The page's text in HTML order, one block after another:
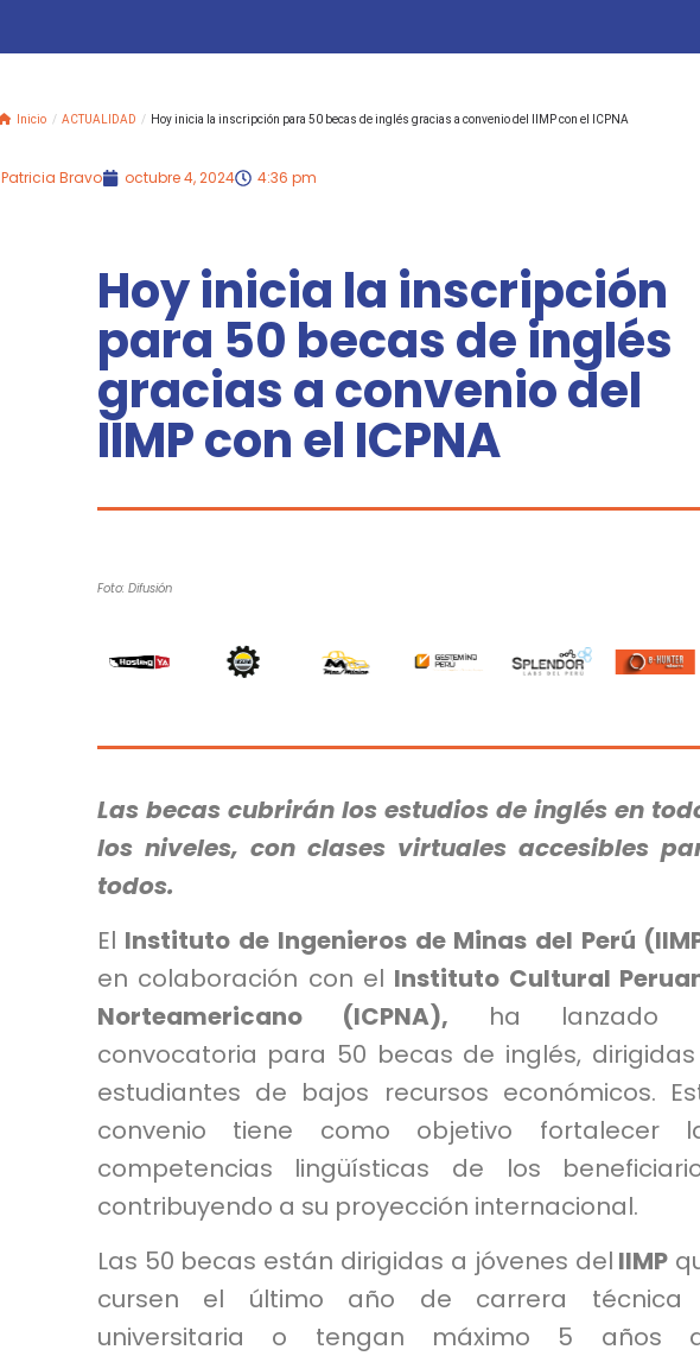
Inicio / ACTUALIDAD / Hoy inicia la inscripción para 50 becas de inglés gracias a convenio del IIMP con el ICPNA
Patricia Bravo octubre 4, 2024 4:36 pm
Hoy inicia la inscripción
para 50 becas de inglés
gracias a convenio del
IIMP con el ICPNA
Foto: Difusión
Las becas cubrirán los estudios de inglés en
los niveles, con clases virtuales accesibles
todos.
El Instituto de Ingenieros de Minas del Perú
en colaboración con el Instituto Cultural
Norteamericano (ICPNA), ha lanzado
convocatoria para 50 becas de inglés,
estudiantes de bajos recursos económicos.
convenio tiene como objetivo fortalecer
competencias lingüísticas de los
contribuyendo a su proyección internacional.
Las 50 becas están dirigidas a jóvenes del IIMP
cursen el último año de carrera técnica
universitaria o tengan máximo 5 años